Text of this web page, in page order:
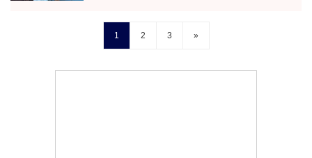
1 2 3 »